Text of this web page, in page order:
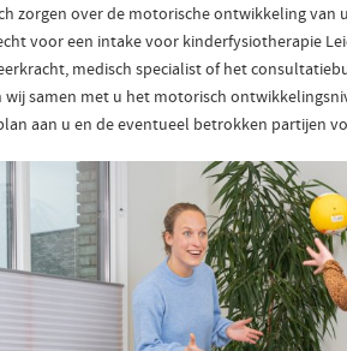
zorgen over de motorische ontwikkeling van
voor een intake voor kinderfysiotherapie
medisch specialist of het
wij samen met u het motorisch
aan u en de eventueel betrokken partijen